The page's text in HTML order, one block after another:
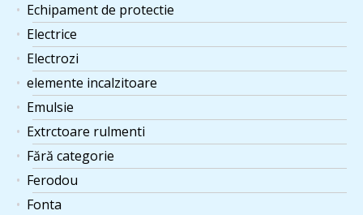
Echipament de protectie
Electrice
Electrozi
elemente incalzitoare
Emulsie
Extrctoare rulmenti
Fără categorie
Ferodou
Fonta